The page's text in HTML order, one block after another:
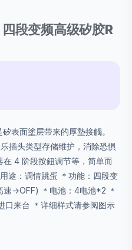
四段变频高级矽胶R
表面塗层带来的厚墊接觸。
插头类型存储维护，消除恐惧
在 4 阶段按鈕调节等，简单而
途：调情跳蛋 ＊功能：四段变
→OFF) ＊电池：4电池*2 ＊
口来台 ＊详细样式请参阅图示